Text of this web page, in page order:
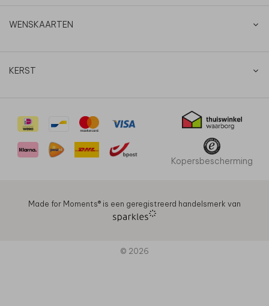
WENSKAARTEN
KERST
Kopersbescherming
Made for Moments®️ is een geregistreerd handelsmerk van
© 2026